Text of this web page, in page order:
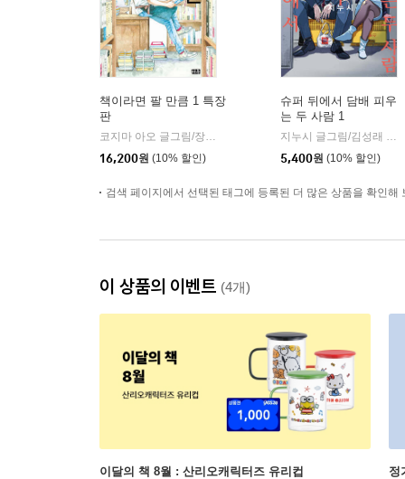
책이라면 팔 만큼 1 특장
판
코지마 아오 글그림/장혜영 역
미우(대원)
16,200원 (10% 할인)
슈퍼 뒤에서 담배 피우
는 두 사람 1
지누시 글그림/김성래 역
5,400원 (10% 할인)
검색 페이지에서 선택된 태그에 등록된 더 많은 상품을 확인해
이 상품의 이벤트 (4개)
이달의 책 8월 : 산리오캐릭터즈 유리컵 정